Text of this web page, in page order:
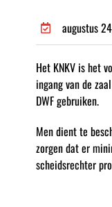
augustus
Het KNKV is het
ingang van de
DWF gebruiken.
Men dient te
zorgen dat er
scheidsrechter